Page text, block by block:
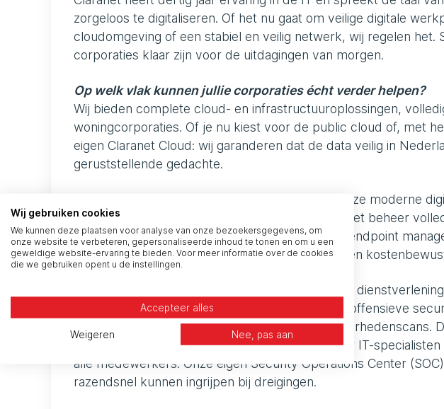
zorgeloos te digitaliseren. Of het nu gaat om veilige digitale
cloudomgeving of een stabiel en veilig netwerk, wij regelen het.
corporaties klaar zijn voor de uitdagingen van morgen.
Op welk vlak kunnen jullie corporaties écht verder helpen?
Wij bieden complete cloud- en infrastructuuroplossingen,
woningcorporaties. Of je nu kiest voor de public cloud of, met
eigen Claranet Cloud: wij garanderen dat de data veilig in
geruststellende gedachte.
Medewerkers werken efficiënt en prettig met onze moderne
Microsoft samenwerkings­tools. Ook nemen we het beheer
servicedesk voor eindgebruikers, geavanceerd endpoint
licentiekosten. Zo blijft de organisatie wendbaar én
Cybersecurity vormt de rode draad door al onze
defensieve cybersecurity-oplossingen. Denk bij offensieve
red en purple teaming en doorlopende kwetsbaarhedenscans.
woningcorporaties met effectieve trainingen voor IT-
alle medewerkers. Onze eigen Security Operations Center
razendsnel kunnen ingrijpen bij dreigingen.
Wij gebruiken cookies
We kunnen deze plaatsen voor analyse van onze bezoekersgegevens, om
onze website te verbeteren, gepersonaliseerde inhoud te tonen en om u een
geweldige website-ervaring te bieden. Voor meer informatie over de cookies
die we gebruiken opent u de instellingen.
Accepteer alles
Weigeren Nee, pas aan